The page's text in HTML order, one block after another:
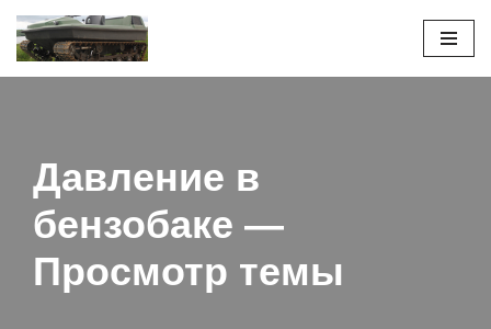
Перейти
Давление в
бензобаке —
Просмотр темы